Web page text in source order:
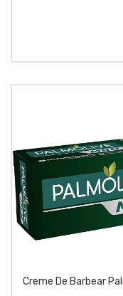
Creme De Barbear